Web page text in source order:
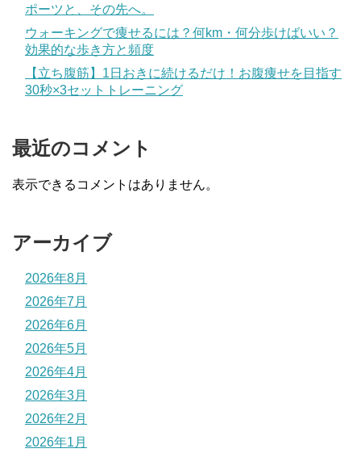
ポーツと、その先へ。
ウォーキングで痩せるには？何km・何分歩けばいい？
効果的な歩き方と頻度
【立ち腹筋】1日おきに続けるだけ！お腹痩せを目指す
30秒×3セットトレーニング
最近のコメント
表示できるコメントはありません。
アーカイブ
2026年8月
2026年7月
2026年6月
2026年5月
2026年4月
2026年3月
2026年2月
2026年1月